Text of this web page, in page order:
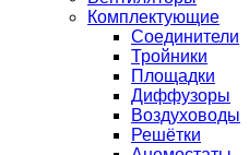
Комплектующие
Соединители
Тройники
Площадки
Диффузоры
Воздуховоды
Решётки